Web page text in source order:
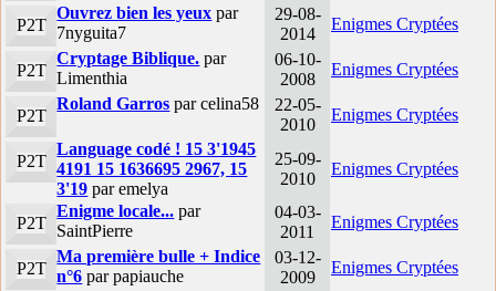
P2T
Ouvrez bien les yeux par
7nyguita7
29-08-
2014
Enigmes Cryptées
P2T
Cryptage Biblique. par
Limenthia
06-10-
2008
Enigmes Cryptées
P2T
Roland Garros par celina58
22-05-
2010
Enigmes Cryptées
P2T
Language codé ! 15 3'1945
4191 15 1636695 2967, 15
3'19 par emelya
25-09-
2010
Enigmes Cryptées
P2T
Enigme locale... par
SaintPierre
04-03-
2011
Enigmes Cryptées
P2T
Ma première bulle + Indice
n°6 par papiauche
03-12-
2009
Enigmes Cryptées